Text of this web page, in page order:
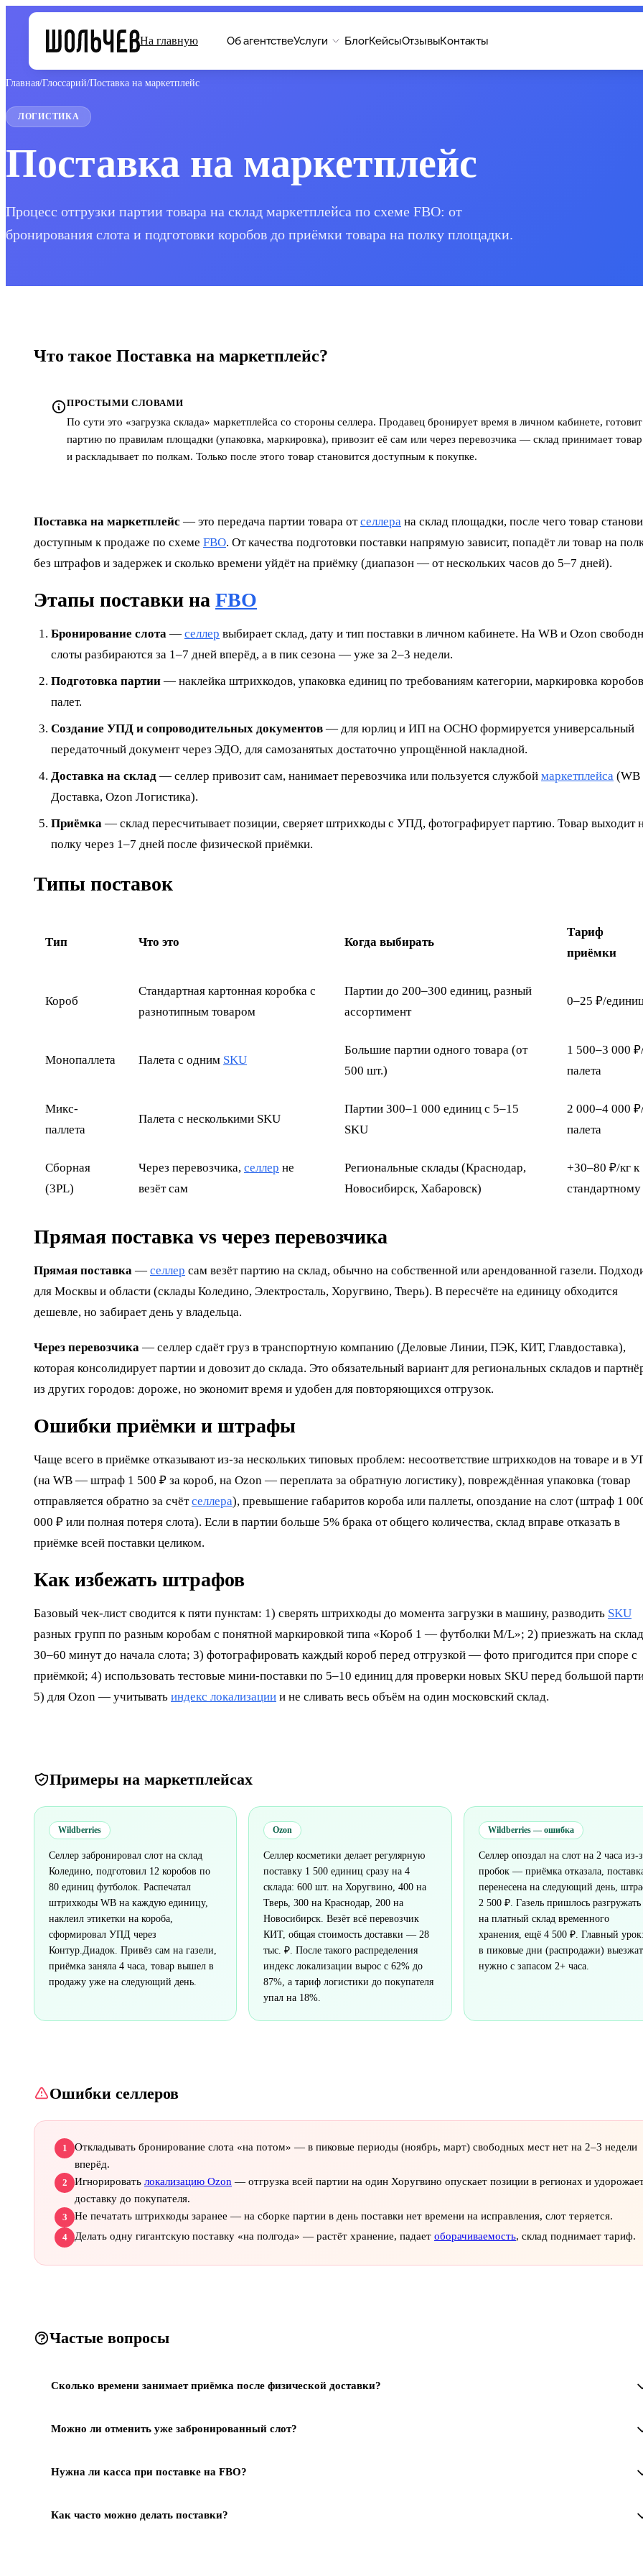
На главную Об агентствеУслуги БлогКейсыОтзывыКонтакты
Главная/Глоссарий/Поставка на маркетплейс
ЛОГИСТИКА
Поставка на маркетплейс
Процесс отгрузки партии товара на склад маркетплейса по схеме FBO: от
бронирования слота и подготовки коробов до приёмки товара на полку площадки.
Что такое Поставка на маркетплейс?
ПРОСТЫМИ СЛОВАМИ
По сути это «загрузка склада» маркетплейса со стороны селлера. Продавец бронирует время в личном кабинете, готовит
партию по правилам площадки (упаковка, маркировка), привозит её сам или через перевозчика — склад принимает товар
и раскладывает по полкам. Только после этого товар становится доступным к покупке.
Поставка на маркетплейс — это передача партии товара отселлера на склад площадки, после чего товар
доступным к продаже по схеме FBO. От качества подготовки поставки напрямую зависит, попадёт ли товар на
без штрафов и задержек и сколько времени уйдёт на приёмку (диапазон — от нескольких часов до 5–7 дней).
Этапы поставки на FBO
Бронирование слота — селлер выбирает склад, дату и тип поставки в личном кабинете. На WB и Ozon
слоты разбираются за 1–7 дней вперёд, а в пик сезона — уже за 2–3 недели.
Подготовка партии — наклейка штрихкодов, упаковка единиц по требованиям категории, маркировка
палет.
Создание УПД и сопроводительных документов — для юрлиц и ИП на ОСНО формируется универсальный
передаточный документ через ЭДО, для самозанятых достаточно упрощённой накладной.
Доставка на склад — селлер привозит сам, нанимает перевозчика или пользуется службой маркетплейса (WB
Доставка, Ozon Логистика).
Приёмка — склад пересчитывает позиции, сверяет штрихкоды с УПД, фотографирует партию. Товар выходит
полку через 1–7 дней после физической приёмки.
Типы поставок
Тип Что это Когда выбирать
Тариф
приёмки
Короб
Стандартная картонная коробка с
разнотипным товаром
Партии до 200–300 единиц, разный
ассортимент
0–25 ₽/
Монопаллета Палета с одним SKU
Большие партии одного товара (от
500 шт.)
1 500–3 000
палета
Микс-
паллета
Палета с несколькими SKU
Партии 300–1 000 единиц с 5–15
SKU
2 000–4 000
палета
Сборная
(3PL)
Через перевозчика, селлер не
везёт сам
Региональные склады (Краснодар,
Новосибирск, Хабаровск)
+30–80 ₽/кг к
стандартному
Прямая поставка vs через перевозчика
Прямая поставка — селлер сам везёт партию на склад, обычно на собственной или арендованной газели.
для Москвы и области (склады Коледино, Электросталь, Хоругвино, Тверь). В пересчёте на единицу обходится
дешевле, но забирает день у владельца.
Через перевозчика — селлер сдаёт груз в транспортную компанию (Деловые Линии, ПЭК, КИТ, Главдоставка),
которая консолидирует партии и довозит до склада. Это обязательный вариант для региональных складов и
из других городов: дороже, но экономит время и удобен для повторяющихся отгрузок.
Ошибки приёмки и штрафы
Чаще всего в приёмке отказывают из-за нескольких типовых проблем: несоответствие штрихкодов на товаре и в
(на WB — штраф 1 500 ₽ за короб, на Ozon — переплата за обратную логистику), повреждённая упаковка (товар
отправляется обратно за счётселлера), превышение габаритов короба или паллеты, опоздание на слот (штраф 1
000 ₽ или полная потеря слота). Если в партии больше 5% брака от общего количества, склад вправе отказать в
приёмке всей поставки целиком.
Как избежать штрафов
Базовый чек-лист сводится к пяти пунктам: 1) сверять штрихкоды до момента загрузки в машину, разводить SKU
разных групп по разным коробам с понятной маркировкой типа «Короб 1 — футболки M/L»; 2) приезжать на
30–60 минут до начала слота; 3) фотографировать каждый короб перед отгрузкой — фото пригодится при споре с
приёмкой; 4) использовать тестовые мини-поставки по 5–10 единиц для проверки новых SKU перед большой
5) для Ozon — учитывать индекс локализации и не сливать весь объём на один московский склад.
Примеры на маркетплейсах
Wildberries
Селлер забронировал слот на склад
Коледино, подготовил 12 коробов по
80 единиц футболок. Распечатал
штрихкоды WB на каждую единицу,
наклеил этикетки на короба,
сформировал УПД через
Контур.Диадок. Привёз сам на газели,
приёмка заняла 4 часа, товар вышел в
продажу уже на следующий день.
Ozon
Селлер косметики делает регулярную
поставку 1 500 единиц сразу на 4
склада: 600 шт. на Хоругвино, 400 на
Тверь, 300 на Краснодар, 200 на
Новосибирск. Везёт всё перевозчик
КИТ, общая стоимость доставки — 28
тыс. ₽. После такого распределения
индекс локализации вырос с 62% до
87%, а тариф логистики до покупателя
упал на 18%.
Wildberries — ошибка
Селлер опоздал на слот на 2 часа из-
пробок — приёмка отказала,
перенесена на следующий день,
2 500 ₽. Газель пришлось разгружать
на платный склад временного
хранения, ещё 4 500 ₽. Главный урок:
в пиковые дни (распродажи)
нужно с запасом 2+ часа.
Ошибки селлеров
1
Откладывать бронирование слота «на потом» — в пиковые периоды (ноябрь, март) свободных мест нет на 2–3 недели
вперёд.
2 Игнорировать локализацию Ozon — отгрузка всей партии на один Хоругвино опускает позиции в регионах и
доставку до покупателя.
3 Не печатать штрихкоды заранее — на сборке партии в день поставки нет времени на исправления, слот теряется.
4 Делать одну гигантскую поставку «на полгода» — растёт хранение, падает оборачиваемость, склад поднимает тариф.
Частые вопросы
Сколько времени занимает приёмка после физической доставки?
Можно ли отменить уже забронированный слот?
Нужна ли касса при поставке на FBO?
Как часто можно делать поставки?